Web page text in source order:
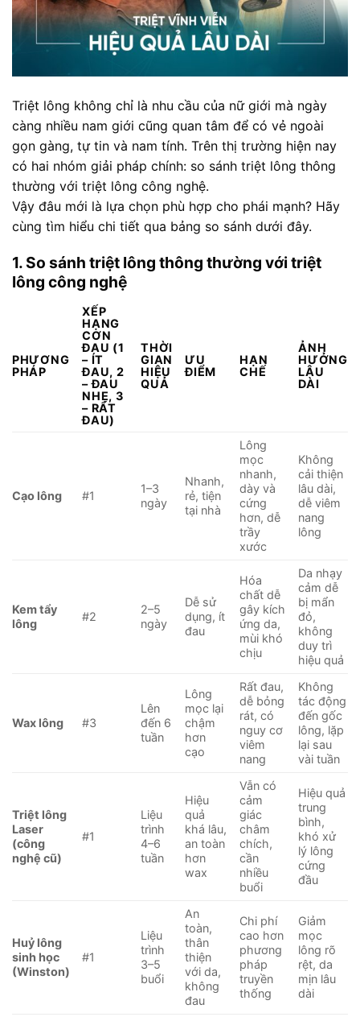
Triệt lông không chỉ là nhu cầu của nữ giới mà ngày
càng nhiều nam giới cũng quan tâm để có vẻ ngoài
gọn gàng, tự tin và nam tính. Trên thị trường hiện nay
có hai nhóm giải pháp chính: so sánh triệt lông thông
thường với triệt lông công nghệ.
Vậy đâu mới là lựa chọn phù hợp cho phái mạnh? Hãy
cùng tìm hiểu chi tiết qua bảng so sánh dưới đây.
1. So sánh triệt lông thông thường với triệt
lông công nghệ
PHƯƠNG
PHÁP
XẾP
HẠNG
CƠN
ĐAU (1
– ÍT
ĐAU, 2
– ĐAU
NHẸ, 3
– RẤT
ĐAU)
THỜI
GIAN
HIỆU
QUẢ
ƯU
ĐIỂM
HẠN
CHẾ
ẢNH
HƯỞNG
LÂU
DÀI
Cạo lông #1
1–3
ngày
Nhanh,
rẻ, tiện
tại nhà
Lông
mọc
nhanh,
dày và
cứng
hơn, dễ
trầy
xước
Không
cải thiện
lâu dài,
dễ viêm
nang
lông
Kem tẩy
lông
#2
2–5
ngày
Dễ sử
dụng, ít
đau
Hóa
chất dễ
gây kích
ứng da,
mùi khó
chịu
Da nhạy
cảm dễ
bị mẩn
đỏ,
không
duy trì
hiệu quả
Wax lông #3
Lên
đến 6
tuần
Lông
mọc lại
chậm
hơn
cạo
Rất đau,
dễ bỏng
rát, có
nguy cơ
viêm
nang
Không
tác động
đến gốc
lông, lặp
lại sau
vài tuần
Triệt lông
Laser
(công
nghệ cũ)
#1
Liệu
trình
4–6
tuần
Hiệu
quả
khá lâu,
an toàn
hơn
wax
Vẫn có
cảm
giác
châm
chích,
cần
nhiều
buổi
Hiệu quả
trung
bình,
khó xử
lý lông
cứng
đầu
Huỷ lông
sinh học
(Winston)
#1
Liệu
trình
3–5
buổi
An
toàn,
thân
thiện
với da,
không
đau
Chi phí
cao hơn
phương
pháp
truyền
thống
Giảm
mọc
lông rõ
rệt, da
mịn lâu
dài